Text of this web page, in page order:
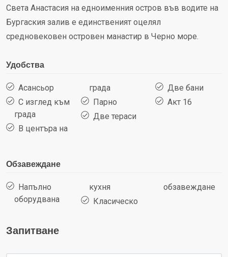
Света Анастасия на едноименния остров във водите на
Бургаския залив е единственият оцелял
средновековен островен манастир в Черно море.
Удобства
Асансьор
С изглед към
града
В центъра на
града
Парно
Две тераси
Две бани
Акт 16
Обзавеждане
Напълно
оборудвана
кухня
Класическо
обзавеждане
Запитване